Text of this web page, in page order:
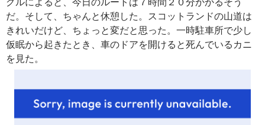
だ。そして、ちゃんと休憩した。スコットランドの山道は
きれいだけど、ちょっと変だと思った。一時駐車所で少し
仮眠から起きたとき、車のドアを開けると死んでいるカニ
を見た。